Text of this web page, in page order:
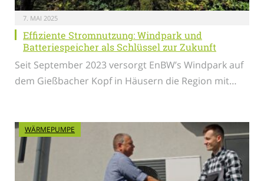
7. MAI 2025
Effiziente Stromnutzung: Windpark und
Batteriespeicher als Schlüssel zur Zukunft
Seit September 2023 versorgt EnBW’s Windpark auf
dem Gießbacher Kopf in Häusern die Region mit…
WÄRMEPUMPE